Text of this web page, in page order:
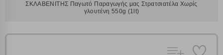
ΣΚΛΑΒΕΝΙΤΗΣ Παγωτό Παραγωγής μας Στρατσιατέλα Χωρίς
γλουτένη 550g (1lt)